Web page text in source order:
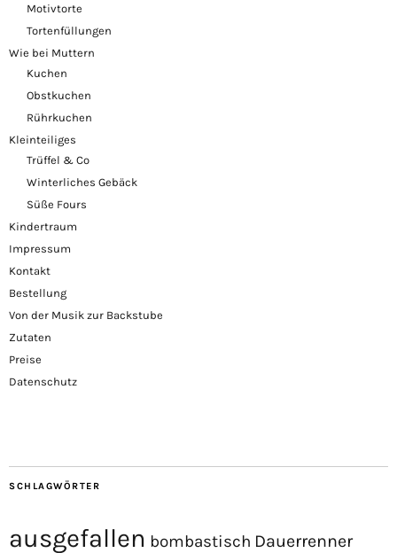
Motivtorte
Tortenfüllungen
Wie bei Muttern
Kuchen
Obstkuchen
Rührkuchen
Kleinteiliges
Trüffel & Co
Winterliches Gebäck
Süße Fours
Kindertraum
Impressum
Kontakt
Bestellung
Von der Musik zur Backstube
Zutaten
Preise
Datenschutz
SCHLAGWÖRTER
ausgefallen bombastisch Dauerrenner